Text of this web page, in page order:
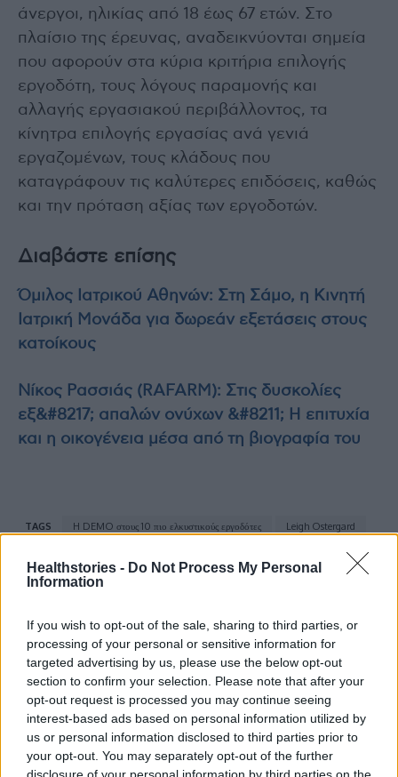
Healthstories - Do Not Process My Personal
Information
If you wish to opt-out of the sale, sharing to third parties, or
processing of your personal or sensitive information for
targeted advertising by us, please use the below opt-out
section to confirm your selection. Please note that after your
opt-out request is processed you may continue seeing
interest-based ads based on personal information utilized by
us or personal information disclosed to third parties prior to
your opt-out. You may separately opt-out of the further
disclosure of your personal information by third parties on the
άνεργοι, ηλικίας από 18 έως 67 ετών. Στο
πλαίσιο της έρευνας, αναδεικνύονται σημεία
που αφορούν στα κύρια κριτήρια επιλογής
εργοδότη, τους λόγους παραμονής και
αλλαγής εργασιακού περιβάλλοντος, τα
κίνητρα επιλογής εργασίας ανά γενιά
εργαζομένων, τους κλάδους που
καταγράφουν τις καλύτερες επιδόσεις, καθώς
και την πρόταση αξίας των εργοδοτών.
Διαβάστε επίσης
Όμιλος Ιατρικού Αθηνών: Στη Σάμο, η Κινητή
Ιατρική Μονάδα για δωρεάν εξετάσεις στους
κατοίκους
Νίκος Ρασσιάς (RAFARM): Στις δυσκολίες
εξ&#8217; απαλών ονύχων &#8211; Η επιτυχία
και η οικογένεια μέσα από τη βιογραφία του
TAGS H DEMO στους 10 πιο ελκυστικούς εργοδότες
Leigh Ostergard
HS Team